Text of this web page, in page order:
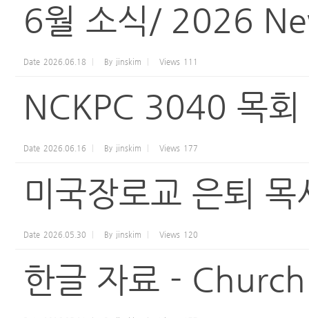
6월 소식/ 2026
Date 2026.06.18 By jinskim Views 111
NCKPC 3040 목회
Date 2026.06.16 By jinskim Views 177
미국장로교 은퇴
Date 2026.05.30 By jinskim Views 120
한글 자료 -